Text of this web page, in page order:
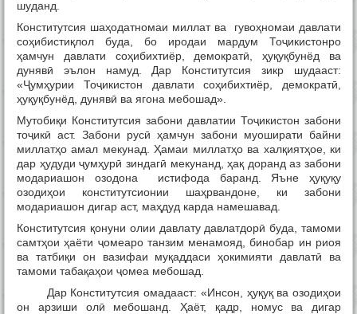
шуданд.
Конститутсия шаҳодатномаи миллат ва гувоҳномаи давлати
соҳибистиқлол буда, бо иродаи мардум Тоҷикистонро
ҳамчун давлати соҳибихтиёр, демократӣ, ҳуқуқбунёд ва
дунявӣ эълон намуд. Дар Конститутсия зикр шудааст:
«Ҷумҳурии Тоҷикистон давлати соҳибихтиёр, демократӣ,
ҳуқуқбунёд, дунявӣ ва ягона мебошад».
Мутобиқи Конститутсия забони давлатии Тоҷикистон забони
тоҷикӣ аст. Забони русӣ ҳамчун забони муоширати байни
миллатҳо амал мекунад. Ҳамаи миллатҳо ва халқиятҳое, ки
дар ҳудуди ҷумҳурӣ зиндагӣ мекунанд, ҳақ доранд аз забони
модариашон озодона истифода баранд. Яъне ҳуқуқу
озодиҳои конститутсионии шаҳрвандоне, ки забони
модариашон дигар аст, маҳдуд карда намешавад.
Конститутсия қонуни олии давлату давлатдорӣ буда, тамоми
самтҳои ҳаёти ҷомеаро танзим менамояд, бинобар ин риоя
ва татбиқи он вазифаи муқаддаси ҳокимияти давлатӣ ва
тамоми табақаҳои ҷомеа мебошад.
Дар Конститутсия омадааст: «Инсон, ҳуқуқ ва озодиҳои
он арзиши олӣ мебошанд. Ҳаёт, қадр, номус ва дигар